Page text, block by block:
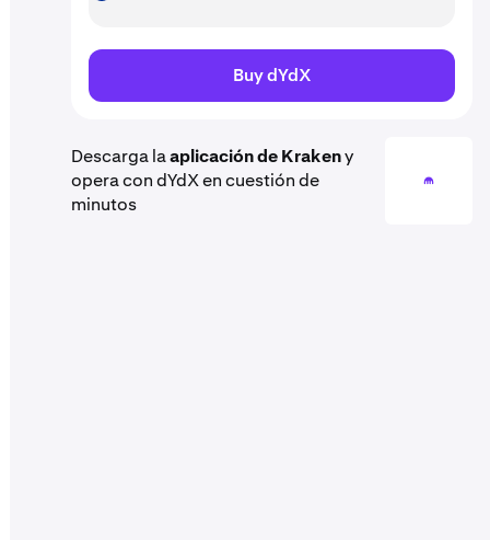
Buy dYdX
Descarga laaplicación de Krakeny
opera con dYdX en cuestión de
minutos